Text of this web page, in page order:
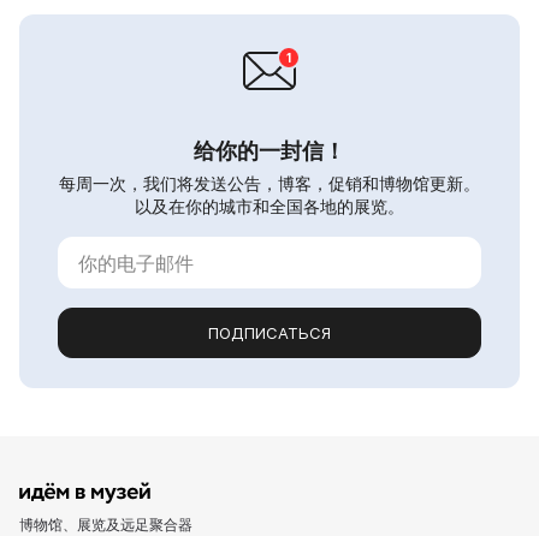
给你的一封信！
每周一次，我们将发送公告，博客，促销和博物馆更新。
以及在你的城市和全国各地的展览。
ПОДПИСАТЬСЯ
博物馆、展览及远足聚合器